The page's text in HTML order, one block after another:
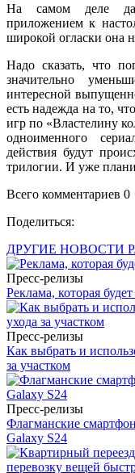
На самом деле
приложением к
широкой огласки она
Надо сказать, что
значительно
интересной
есть надежда на то,
игр по «Властелину
одноименного
действия будут
трилогии. И уже
Всего комментариев 0
Поделиться:
ДРУГИЕ НОВОСТИ
Пресс-релизы
Реклама, которая будет
Пресс-релизы
Как выбрать и
за участком
Пресс-релизы
Флагманские
Galaxy S24